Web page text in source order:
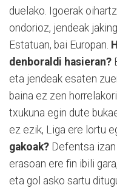
duelako. Igoerak
ondorioz, jendeak
Estatuan, bai Europan.
denboraldi hasieran?
eta jendeak esaten
baina ez zen
txukuna egin dute
ez ezik, Liga ere lortu
gakoak? Defentsa
erasoan ere fin ibili
eta gol asko sartu